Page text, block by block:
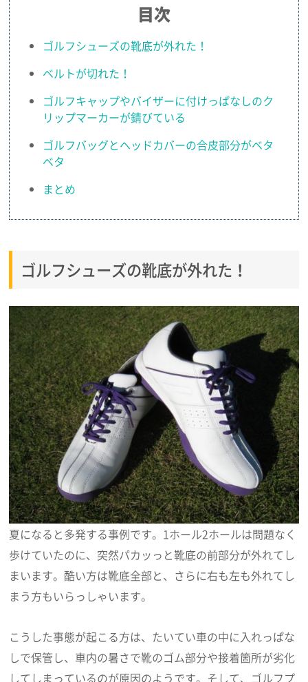
目次
ゴルフシューズの靴底が外れた！
ベルトが切れた！
ゴルフキャップやバイザーに付けっぱなしのク
リップマーカーが錆びている
ゴルフバッグとヘッドカバーの合皮部分がベタ
ベタ
まとめ
ゴルフシューズの靴底が外れた！
夏になると多発する事例です。1ホール2ホールは問題なく
歩けていたのに、突然パカッっと靴底の前部分が外れてし
まいます。酷い方は靴底全部と、さらに右も左も外れてし
まう方もいらっしゃいます。
こうした事態が起こる方は、たいてい車の中に入れっぱな
しで保管し、車内の暑さで靴のゴム部分や接着箇所が劣化
してしまっているのが原因のようです。そして、ゴルフプ